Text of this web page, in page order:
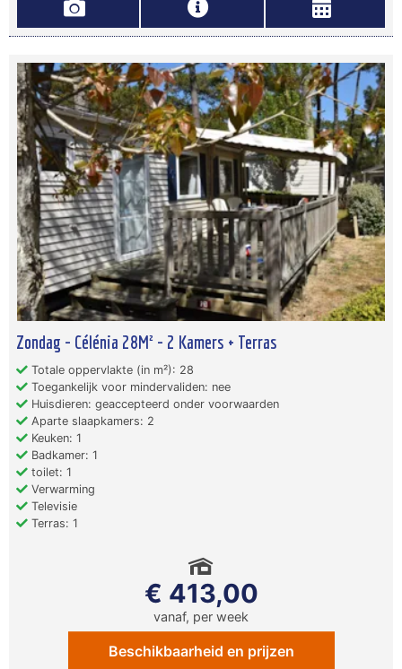
Zondag - Célénia 28M² - 2 Kamers + Terras
Totale oppervlakte (in m²): 28
Toegankelijk voor mindervaliden: nee
Huisdieren: geaccepteerd onder voorwaarden
Aparte slaapkamers: 2
Keuken: 1
Badkamer: 1
toilet: 1
Verwarming
Televisie
Terras: 1
€ 413,00
vanaf, per week
Beschikbaarheid en prijzen